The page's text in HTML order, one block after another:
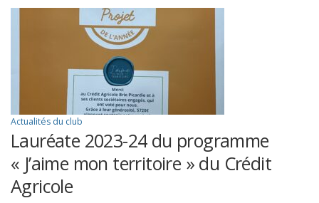
Actualités du club
Lauréate 2023-24 du programme
« J’aime mon territoire » du Crédit
Agricole